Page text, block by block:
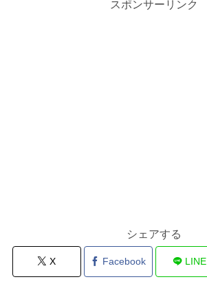
スポンサーリンク
シェアする
X Facebook LINE